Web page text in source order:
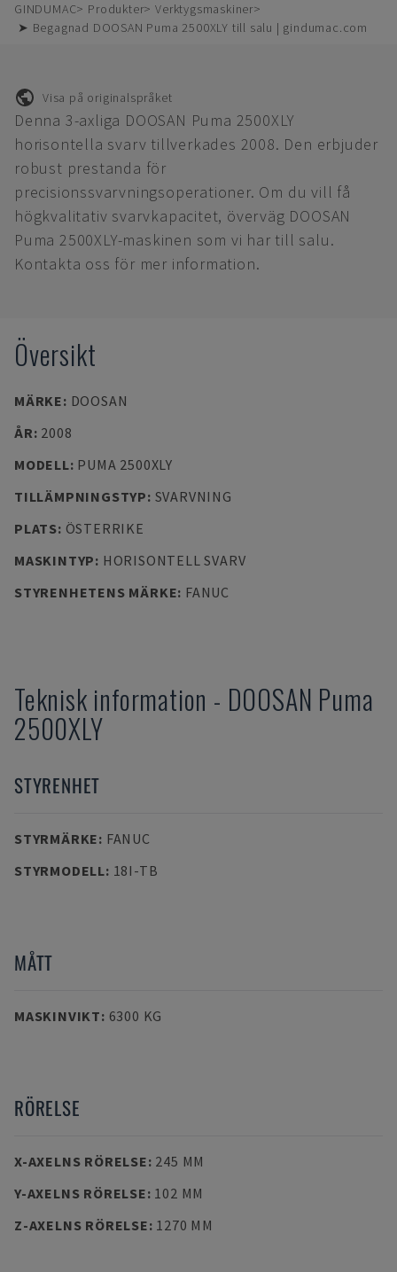
GINDUMAC Produkter
Verktygsmaskiner
➤ Begagnad DOOSAN Puma 2500XLY till salu | gindumac.com
Visa på originalspråket
Denna 3-axliga DOOSAN Puma 2500XLY
horisontella svarv tillverkades 2008. Den erbjuder
robust prestanda för
precisionssvarvningsoperationer. Om du vill få
högkvalitativ svarvkapacitet, överväg DOOSAN
Puma 2500XLY-maskinen som vi har till salu.
Kontakta oss för mer information.
Översikt
MÄRKE: DOOSAN
ÅR: 2008
MODELL: PUMA 2500XLY
TILLÄMPNINGSTYP: SVARVNING
PLATS: ÖSTERRIKE
MASKINTYP: HORISONTELL SVARV
STYRENHETENS MÄRKE: FANUC
Teknisk information - DOOSAN Puma
2500XLY
STYRENHET
STYRMÄRKE: FANUC
STYRMODELL: 18I-TB
MÅTT
MASKINVIKT: 6300 KG
RÖRELSE
X-AXELNS RÖRELSE: 245 MM
Y-AXELNS RÖRELSE: 102 MM
Z-AXELNS RÖRELSE: 1270 MM